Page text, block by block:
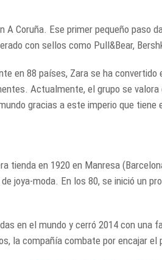
A Coruña. Ese primer pequeño paso
con sellos como Pull&Bear,
en 88 países, Zara se ha
Actualmente, el grupo se
gracias a este imperio que tiene
tienda en 1920 en Manresa
joya-moda. En los 80, se inició un
en el mundo y cerró 2014 con una
la compañía combate por encajar